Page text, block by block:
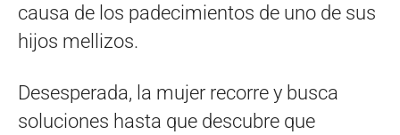
causa de los padecimientos de uno de sus
hijos mellizos.
Desesperada, la mujer recorre y busca
soluciones hasta que descubre que